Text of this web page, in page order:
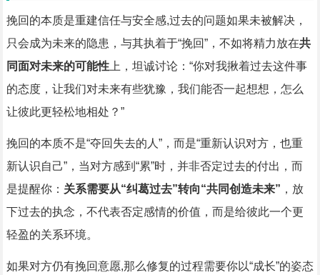
挽回的本质是重建信任与安全感,过去的问题如果未被解决，
只会成为未来的隐患，与其执着于“挽回”，不如将精力放在共
同面对未来的可能性上，坦诚讨论：“你对我揪着过去这件事
的态度，让我们对未来有些犹豫，我们能否一起想想，怎么
让彼此更轻松地相处？”
挽回的本质不是“夺回失去的人”，而是“重新认识对方，也重
新认识自己”，当对方感到“累”时，并非否定过去的付出，而
是提醒你： 关系需要从“纠葛过去”转向“共同创造未来” ，放
下过去的执念，不代表否定感情的价值，而是给彼此一个更
轻盈的关系环境。
如果对方仍有挽回意愿,那么修复的过程需要你以“成长”的姿态